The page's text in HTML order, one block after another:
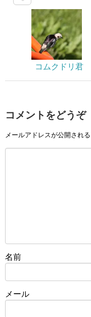
コムクドリ君
コメントをどうぞ
メールアドレスが公開され
名前
メール